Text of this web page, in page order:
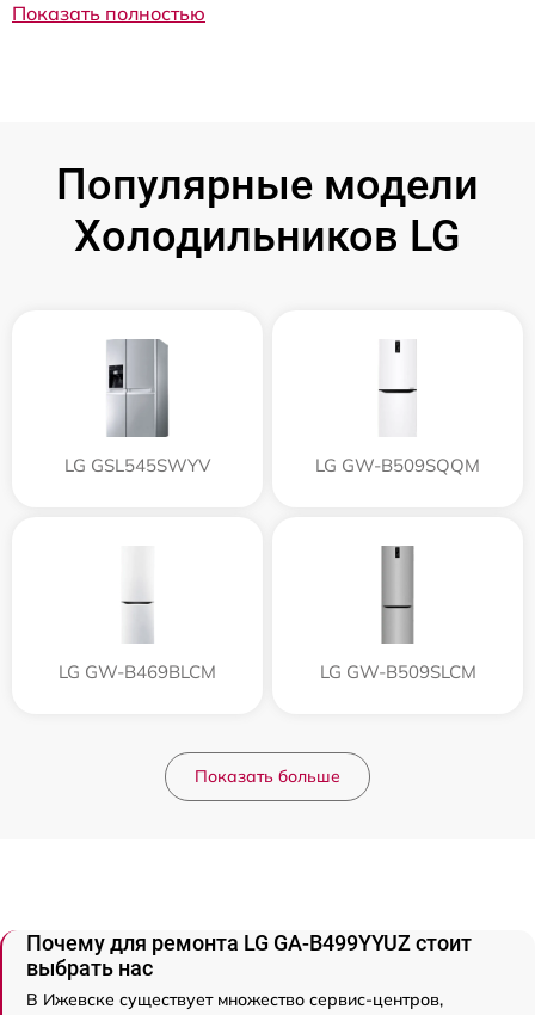
Показать полностью
Популярные модели
Холодильников LG
LG GSL545SWYV LG GW-B509SQQM
LG GW-B469BLCM LG GW-B509SLCM
Показать больше
Почему для ремонта LG GA-B499YYUZ стоит
выбрать нас
В Ижевске существует множество сервис-центров,